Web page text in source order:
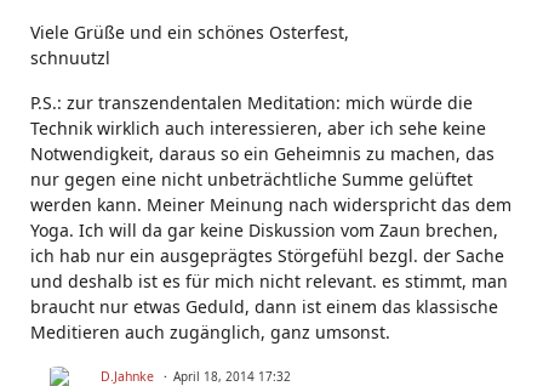
Viele Grüße und ein schönes Osterfest,
schnuutzl
P.S.: zur transzendentalen Meditation: mich würde die
Technik wirklich auch interessieren, aber ich sehe keine
Notwendigkeit, daraus so ein Geheimnis zu machen, das
nur gegen eine nicht unbeträchtliche Summe gelüftet
werden kann. Meiner Meinung nach widerspricht das dem
Yoga. Ich will da gar keine Diskussion vom Zaun brechen,
ich hab nur ein ausgeprägtes Störgefühl bezgl. der Sache
und deshalb ist es für mich nicht relevant. es stimmt, man
braucht nur etwas Geduld, dann ist einem das klassische
Meditieren auch zugänglich, ganz umsonst.
D.Jahnke April 18, 2014 17:32